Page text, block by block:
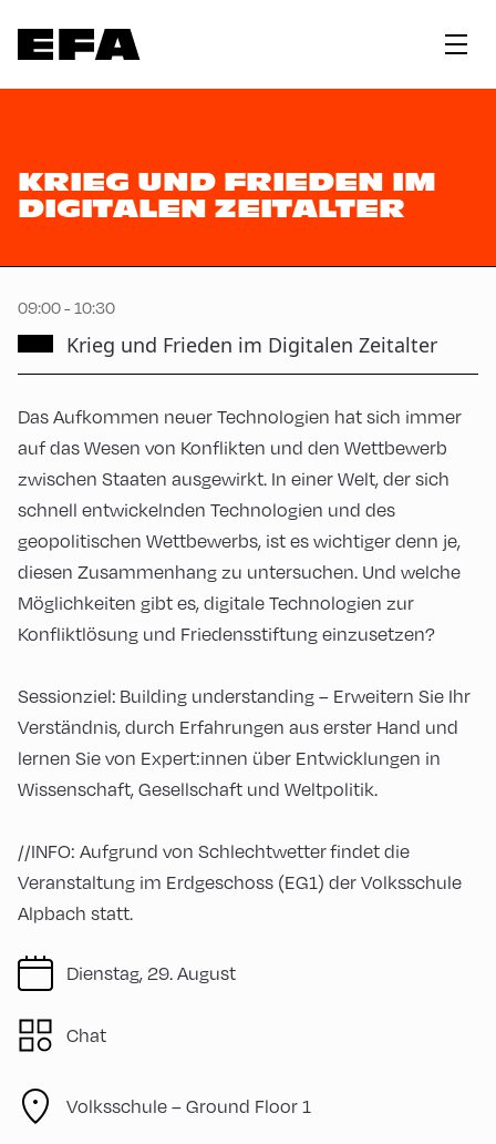
KRIEG UND FRIEDEN IM
DIGITALEN ZEITALTER
09:00 - 10:30
Krieg und Frieden im Digitalen Zeitalter
Dienstag, 29. August
Chat
Volksschule – Ground Floor 1
Das Aufkommen neuer Technologien hat sich immer
auf das Wesen von Konflikten und den Wettbewerb
zwischen Staaten ausgewirkt. In einer Welt, der sich
schnell entwickelnden Technologien und des
geopolitischen Wettbewerbs, ist es wichtiger denn je,
diesen Zusammenhang zu untersuchen. Und welche
Möglichkeiten gibt es, digitale Technologien zur
Konfliktlösung und Friedensstiftung einzusetzen?
Sessionziel: Building understanding – Erweitern Sie Ihr
Verständnis, durch Erfahrungen aus erster Hand und
lernen Sie von Expert:innen über Entwicklungen in
Wissenschaft, Gesellschaft und Weltpolitik.
//INFO: Aufgrund von Schlechtwetter findet die
Veranstaltung im Erdgeschoss (EG1) der Volksschule
Alpbach statt.